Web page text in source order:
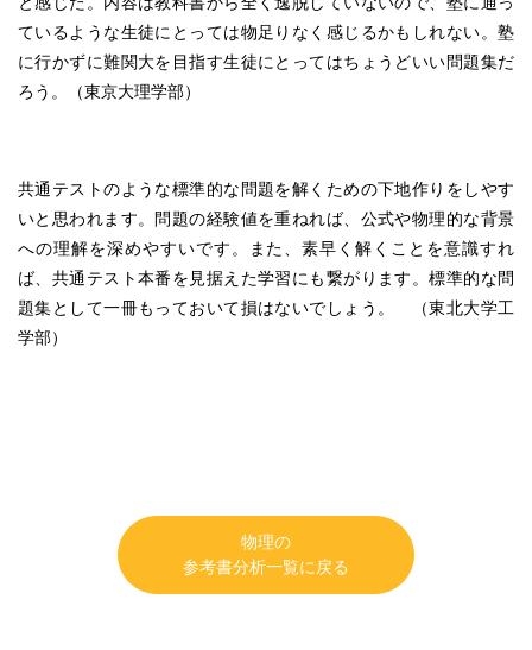
ているような生徒にとっては物足りなく感じるかもしれない。塾
に行かずに難関大を目指す生徒にとってはちょうどいい問題集だ
ろう。（東京大理学部）
共通テストのような標準的な問題を解くための下地作りをしやす
いと思われます。問題の経験値を重ねれば、公式や物理的な背景
への理解を深めやすいです。また、素早く解くことを意識すれ
ば、共通テスト本番を見据えた学習にも繋がります。標準的な問
題集として一冊もっておいて損はないでしょう。 （東北大学工
学部）
物理の
参考書分析一覧に戻る